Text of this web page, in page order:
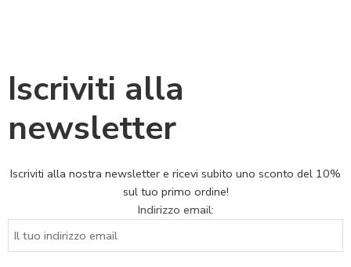
Iscriviti alla
newsletter
Iscriviti alla nostra newsletter e ricevi subito uno sconto del 10%
sul tuo primo ordine!
Indirizzo email: